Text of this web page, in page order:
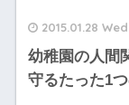
2015.01.28 Wed
幼稚園の人間
守るたった1